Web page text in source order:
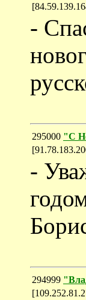
-
295000 "С
-
294999